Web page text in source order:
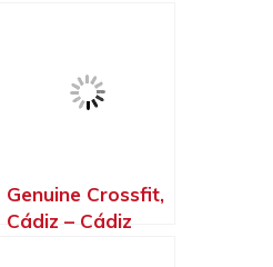
Genuine Crossfit,
Cádiz – Cádiz